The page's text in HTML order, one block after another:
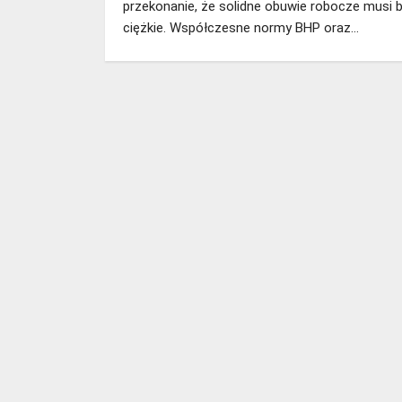
przekonanie, że solidne obuwie robocze musi
ciężkie. Współczesne normy BHP oraz…